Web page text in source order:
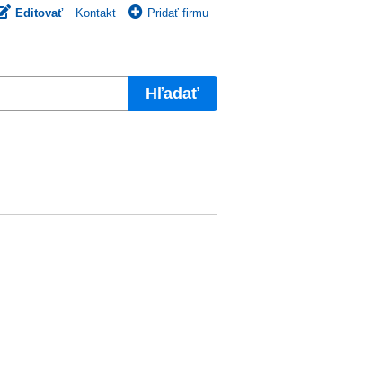
Editovať Kontakt Pridať firmu
Hľadať